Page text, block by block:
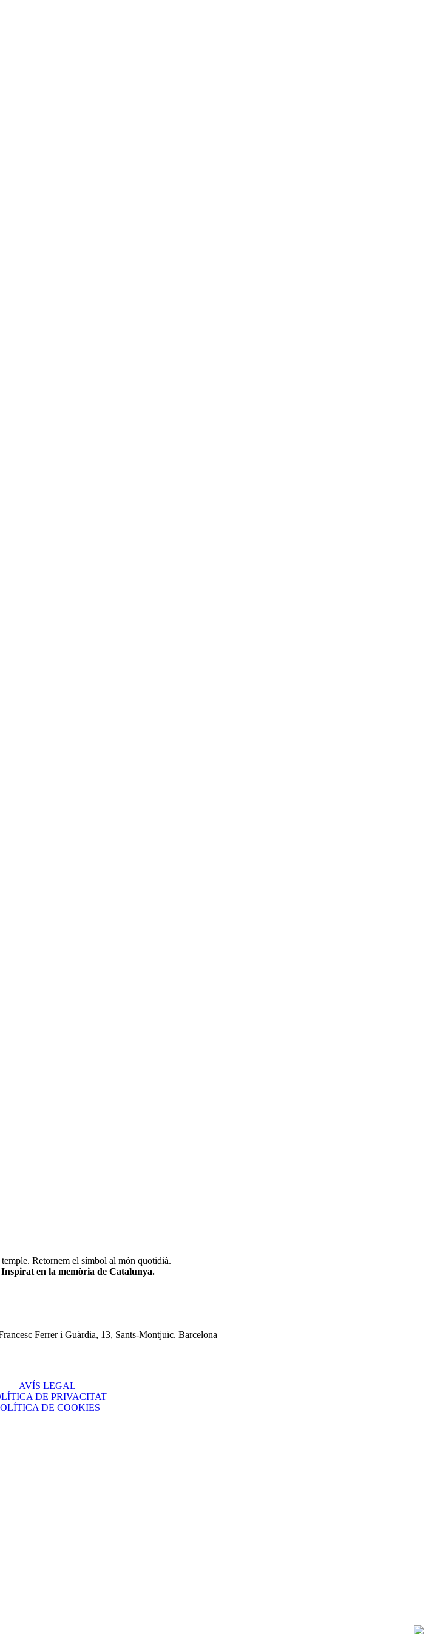
Retornem el símbol al món quotidià.
en la memòria de Catalunya.
Ferrer i Guàrdia, 13, Sants-Montjuïc. Barcelona
AVÍS LEGAL
DE PRIVACITAT
DE COOKIES